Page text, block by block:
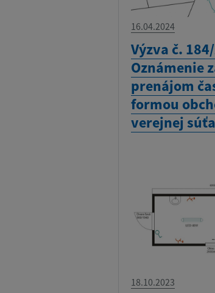
16.04.2024
Výzva č.
Oznámenie
prenájom
formou
verejnej
18.10.2023